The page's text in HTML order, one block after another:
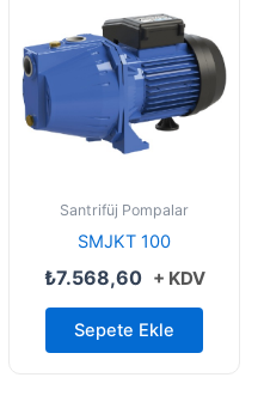
Santrifüj Pompalar
SMJKT 100
₺7.568,60 + KDV
Sepete Ekle